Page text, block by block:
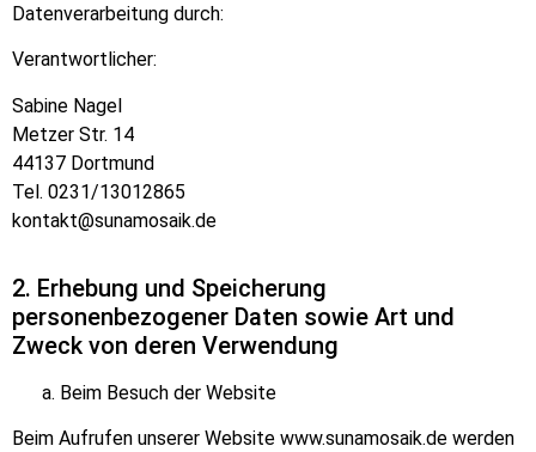
Datenverarbeitung durch:
Verantwortlicher:
Sabine Nagel
Metzer Str. 14
44137 Dortmund
Tel. 0231/13012865
kontakt@sunamosaik.de
2. Erhebung und Speicherung
personenbezogener Daten sowie Art und
Zweck von deren Verwendung
Beim Besuch der Website
Beim Aufrufen unserer Website www.sunamosaik.de werden